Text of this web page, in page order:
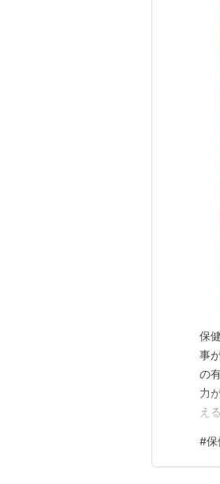
保
事
の
力
え
ち
て
#保